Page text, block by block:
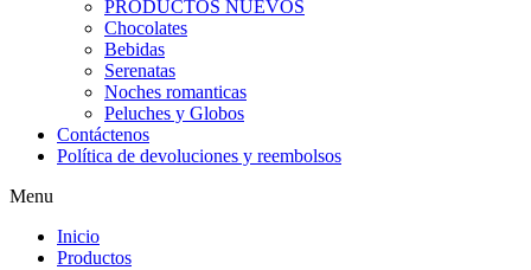
PRODUCTOS NUEVOS
Chocolates
Bebidas
Serenatas
Noches romanticas
Peluches y Globos
Contáctenos
Política de devoluciones y reembolsos
Menu
Inicio
Productos